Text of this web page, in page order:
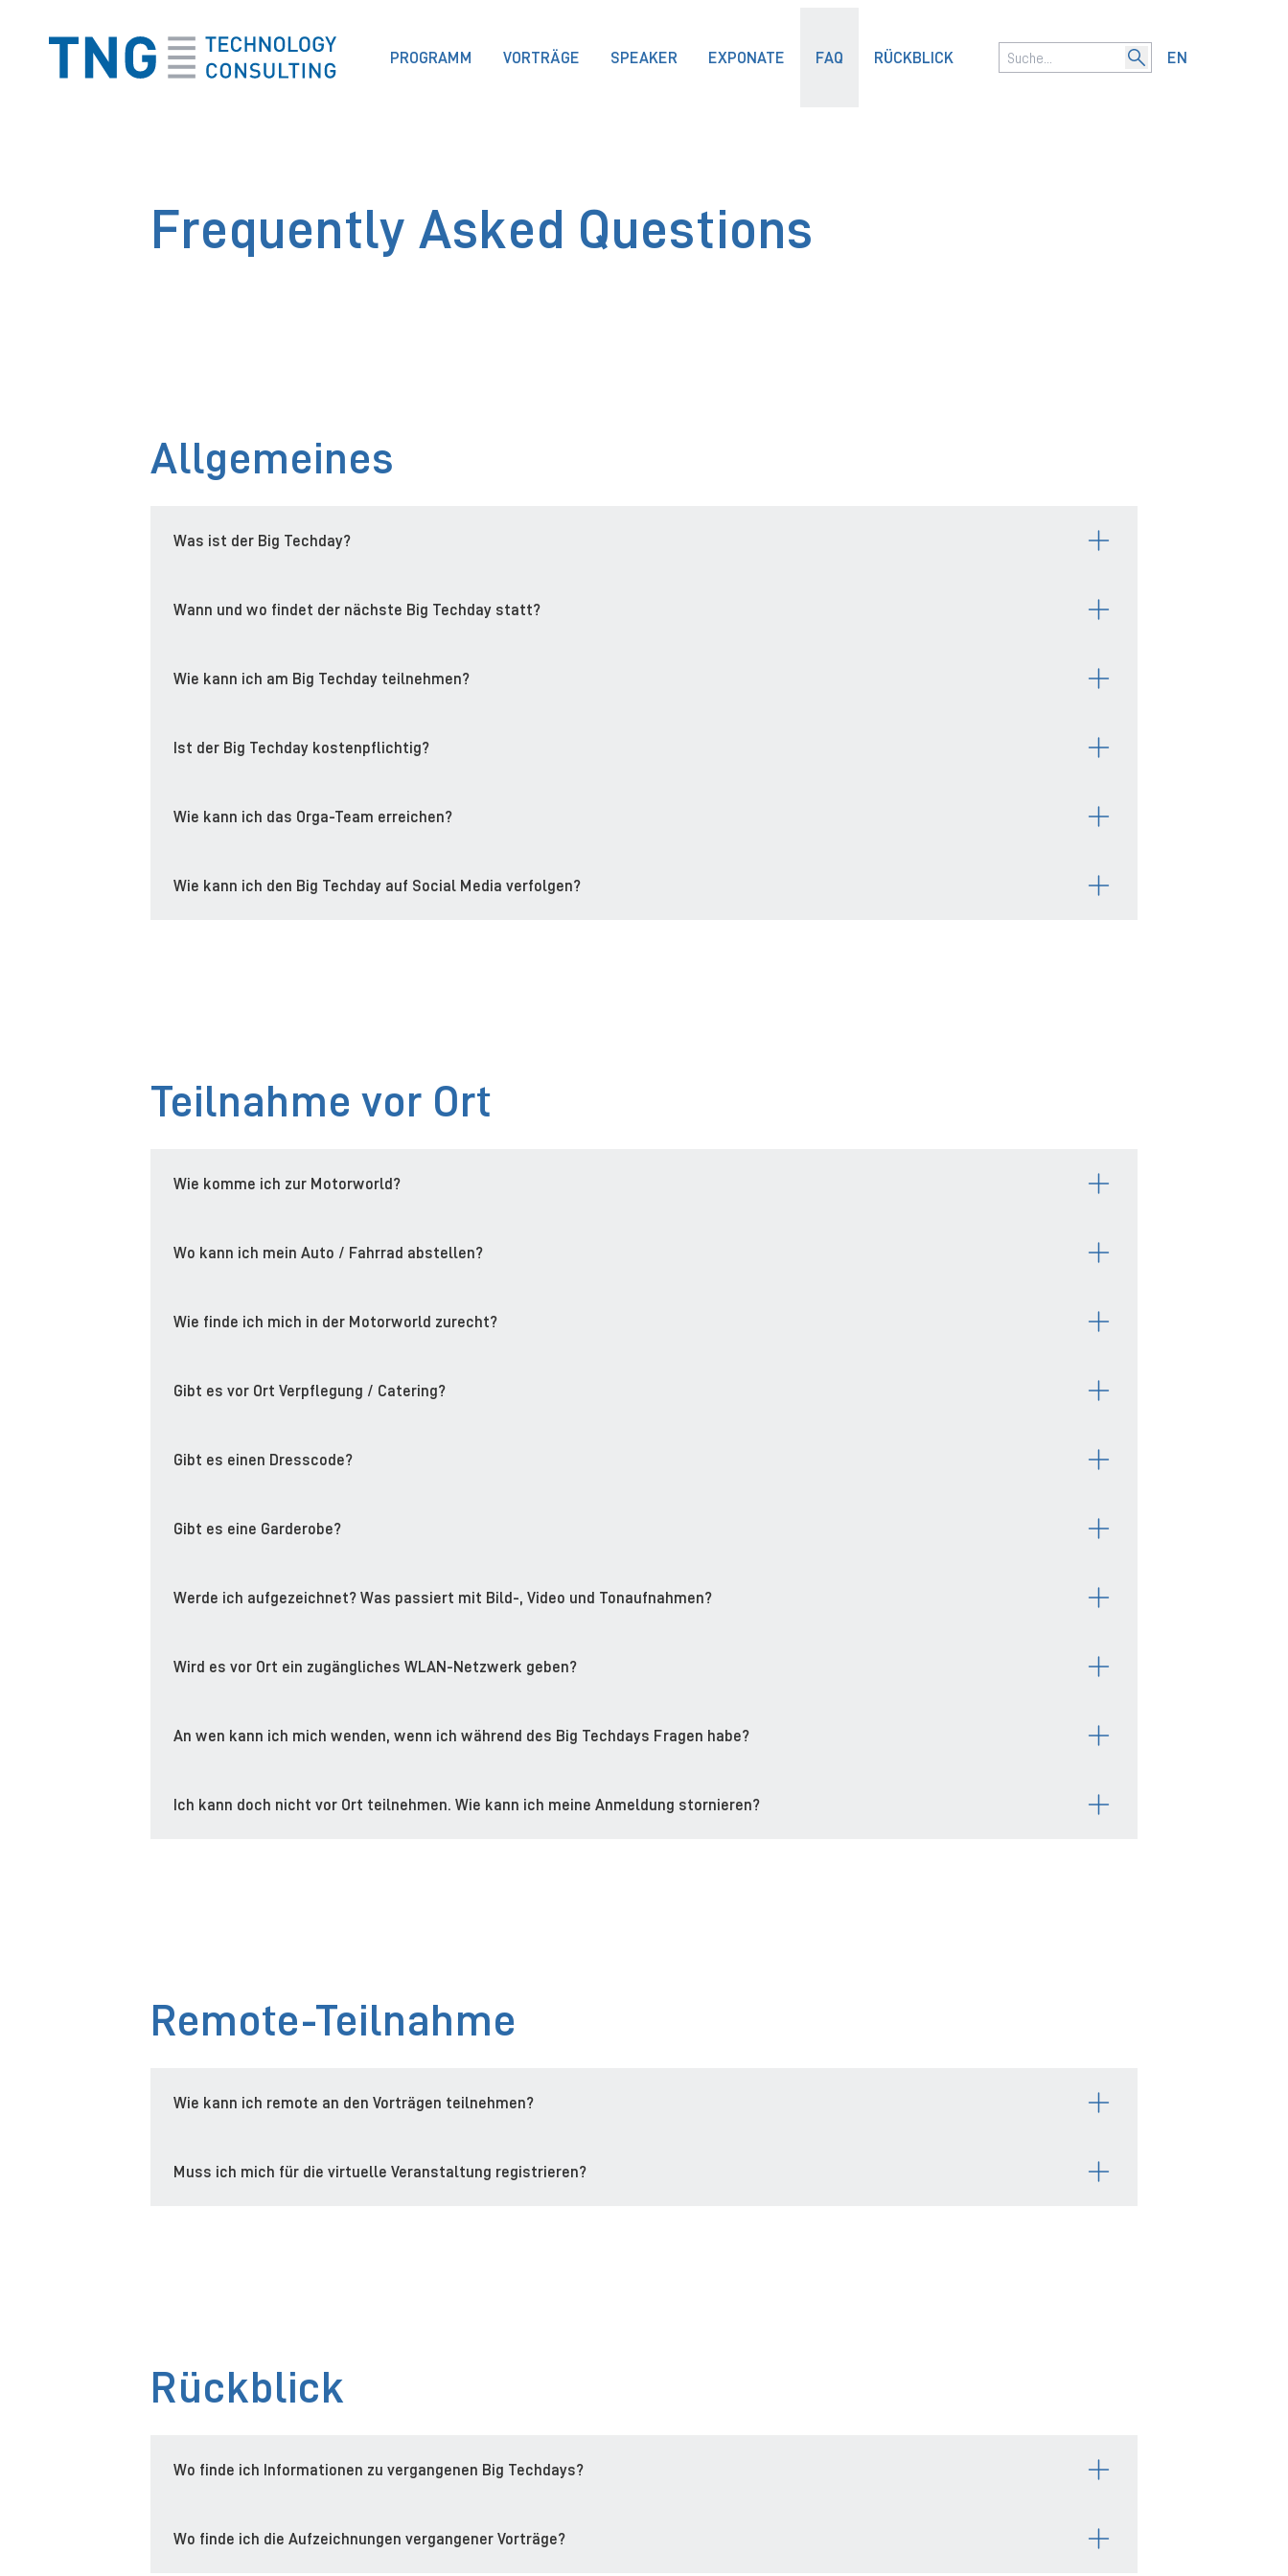
PROGRAMM VORTRÄGE SPEAKER EXPONATE FAQ RÜCKBLICK
Current
EN
Frequently Asked Questions
Allgemeines
Was ist der Big Techday?
Wann und wo findet der nächste Big Techday statt?
Wie kann ich am Big Techday teilnehmen?
Ist der Big Techday kostenpflichtig?
Wie kann ich das Orga-Team erreichen?
Wie kann ich den Big Techday auf Social Media verfolgen?
Teilnahme vor Ort
Wie komme ich zur Motorworld?
Wo kann ich mein Auto / Fahrrad abstellen?
Wie finde ich mich in der Motorworld zurecht?
Gibt es vor Ort Verpflegung / Catering?
Gibt es einen Dresscode?
Gibt es eine Garderobe?
Werde ich aufgezeichnet? Was passiert mit Bild-, Video und Tonaufnahmen?
Wird es vor Ort ein zugängliches WLAN-Netzwerk geben?
An wen kann ich mich wenden, wenn ich während des Big Techdays Fragen habe?
Ich kann doch nicht vor Ort teilnehmen. Wie kann ich meine Anmeldung stornieren?
Remote-Teilnahme
Wie kann ich remote an den Vorträgen teilnehmen?
Muss ich mich für die virtuelle Veranstaltung registrieren?
Rückblick
Wo finde ich Informationen zu vergangenen Big Techdays?
Wo finde ich die Aufzeichnungen vergangener Vorträge?